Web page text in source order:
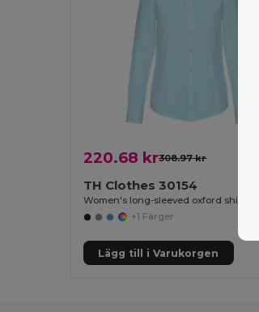
220.68 kr308.97 kr
TH Clothes 30154
+1 Färger
Lägg till i Varukorgen